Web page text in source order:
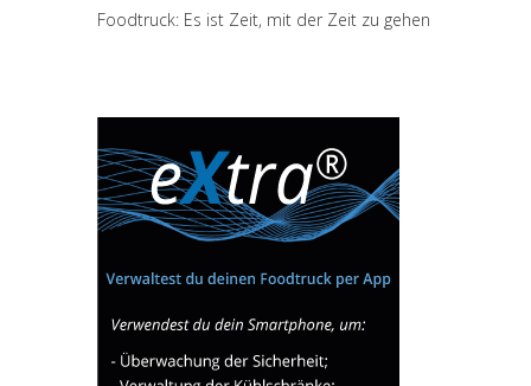
Foodtruck: Es ist Zeit, mit der Zeit zu gehen